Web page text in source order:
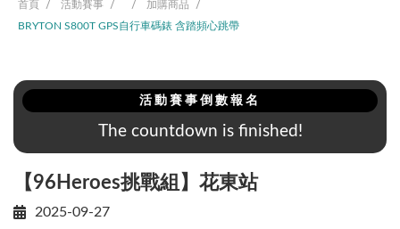
首頁 活動賽事
加購商品
BRYTON S800T GPS自行車碼錶 含踏頻心跳帶
活動賽事倒數報名
The countdown is finished!
【96Heroes挑戰組】花東站
2025-09-27